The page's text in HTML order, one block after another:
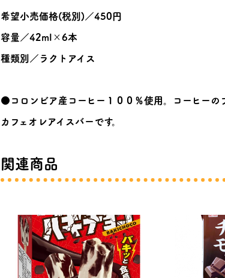
希望小売価格(税別)／450円
容量／42ml×6本
種類別／ラクトアイス
●コロンビア産コーヒー１００％使用。コーヒー
カフェオレアイスバーです。
関連商品